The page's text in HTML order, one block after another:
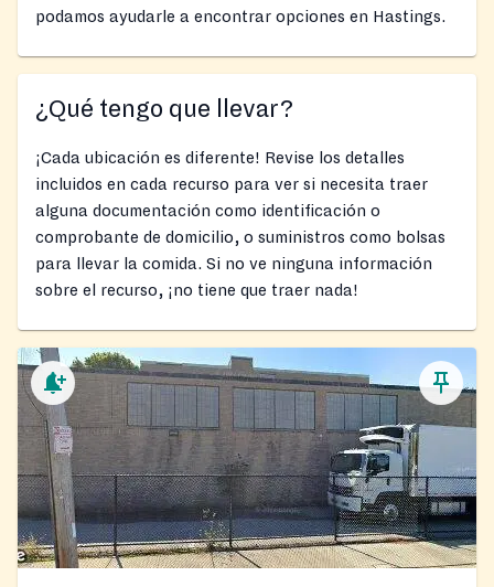
podamos ayudarle a encontrar opciones en Hastings.
¿Qué tengo que llevar?
¡Cada ubicación es diferente! Revise los detalles
incluidos en cada recurso para ver si necesita traer
alguna documentación como identificación o
comprobante de domicilio, o suministros como bolsas
para llevar la comida. Si no ve ninguna información
sobre el recurso, ¡no tiene que traer nada!